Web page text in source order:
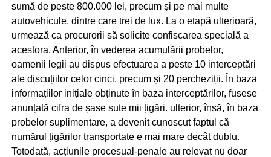
sumă de peste 800.000 lei, precum și pe mai multe
autovehicule, dintre care trei de lux. La o etapă ulterioară,
urmează ca procurorii să solicite confiscarea specială a
acestora. Anterior, în vederea acumulării probelor,
oamenii legii au dispus efectuarea a peste 10 interceptări
ale discuțiilor celor cinci, precum și 20 percheziții. În baza
informațiilor inițiale obținute în baza interceptărilor, fusese
anunțată cifra de șase sute mii țigări. ulterior, însă, în baza
probelor suplimentare, a devenit cunoscut faptul că
numărul țigărilor transportate e mai mare decât dublu.
Totodată, acțiunile procesual-penale au relevat nu doar